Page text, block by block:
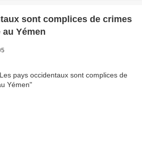
sont complices de crimes
Yémen